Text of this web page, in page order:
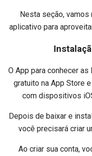
Nesta seção, vamos
aplicativo para
O App para conhecer
gratuito na App Store
com dispositivos
Depois de baixar e
você precisará criar
Ao criar sua conta,